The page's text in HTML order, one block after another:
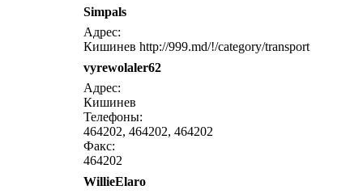
Simpals
Адрес:
Кишинев http://999.md/!/category/transport
vyrewolaler62
Адрес:
Кишинев
Телефоны:
464202, 464202, 464202
Факс:
464202
WillieElaro